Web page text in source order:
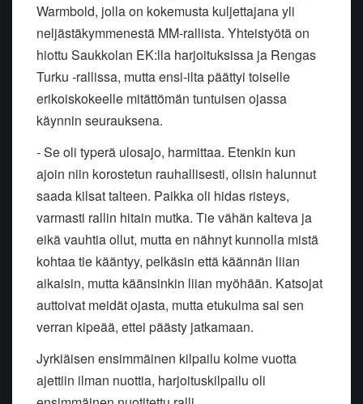
Warmbold, jolla on kokemusta kuljettajana yli
neljästäkymmenestä MM-rallista. Yhteistyötä on
hiottu Saukkolan EK:lla harjoituksissa ja Rengas
Turku -rallissa, mutta ensi-ilta päättyi toiselle
erikoiskokeelle mitättömän tuntuisen ojassa
käynnin seurauksena.
- Se oli typerä ulosajo, harmittaa. Etenkin kun
ajoin niin korostetun rauhallisesti, olisin halunnut
saada kilsat talteen. Paikka oli hidas risteys,
varmasti rallin hitain mutka. Tie vähän kalteva ja
eikä vauhtia ollut, mutta en nähnyt kunnolla mistä
kohtaa tie kääntyy, pelkäsin että käännän liian
aikaisin, mutta käänsinkin liian myöhään. Katsojat
auttoivat meidät ojasta, mutta etukulma sai sen
verran kipeää, ettei päästy jatkamaan.
Jyrkiäisen ensimmäinen kilpailu kolme vuotta
ajettiin ilman nuottia, harjoituskilpailu oli